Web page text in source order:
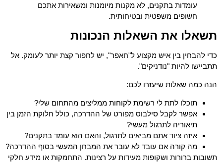
עומדות בתקנים, לא מקנות מיומנות ומשאירות אתכם
חשופים משפטית ובטיחותית.
תשאלו את השאלות הנכונות
כדי להבחין בין איש מקצוע ל"חאפר", יש לחפור קצת יותר לעומק. אל
תתביישו להיות "נודניקים".
הנה כמה שאלות שיעזרו לכם:
תוכלו לתת לי רשימת לקוחות ממליצים מהתחום שלי?
אפשר לקבל סילבוס מפורט של ההדרכה, כולל חלוקת הזמן בין
תיאוריה לתרגול מעשי?
איזה ציוד אתם מביאים לתרגול, והאם הוא עומד בתקנים?
מה קורה אם עובד לא עובר את המבחן המעשי בסוף ההדרכה?
תשובות ברורות ושקופות מעידות על רצינות. התחמקות או מידע חלקי